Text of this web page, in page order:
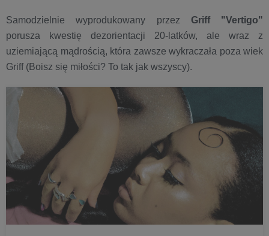
Samodzielnie wyprodukowany przez Griff
"Vertigo"
porusza kwestię dezorientacji 20-latków, ale wraz z
uziemiającą mądrością, która zawsze wykraczała poza wiek
Griff (Boisz się miłości? To tak jak wszyscy).